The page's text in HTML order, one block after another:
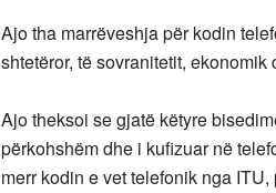
Ajo tha marrëveshja për kodin
shtetëror, të sovranitetit,
Ajo theksoi se gjatë këtyre
përkohshëm dhe i kufizuar në
merr kodin e vet telefonik nga